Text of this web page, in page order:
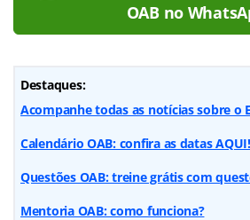
OAB no
Destaques:
Acompanhe todas as notícias sobre o
Calendário OAB: confira as datas AQUI!
Questões OAB: treine grátis com
Mentoria OAB: como funciona?